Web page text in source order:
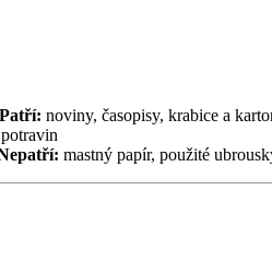
noviny, časopisy, krabice a
mastný papír, použité